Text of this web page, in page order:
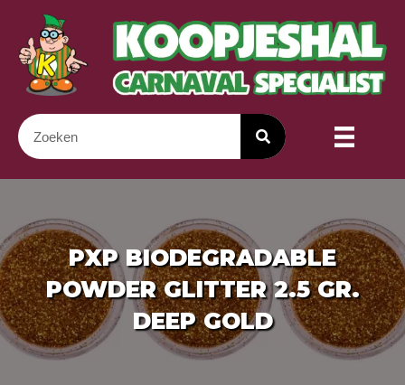
PXP BIODEGRADABLE
POWDER GLITTER 2.5 GR.
DEEP GOLD